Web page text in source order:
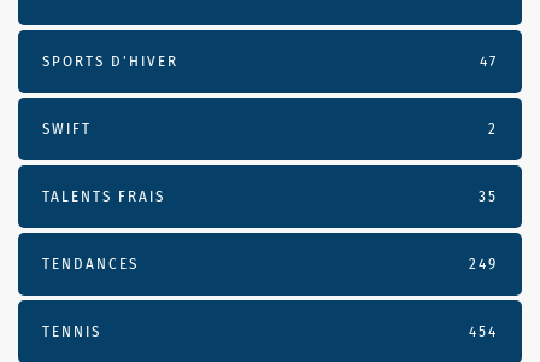
SPORTS D'HIVER 47
SWIFT 2
TALENTS FRAIS 35
TENDANCES 249
TENNIS 454